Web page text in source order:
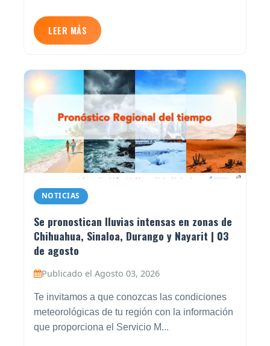
LEER MÁS
NOTICIAS
Se pronostican lluvias intensas en zonas de
Chihuahua, Sinaloa, Durango y Nayarit | 03
de agosto
Publicado el Agosto 03, 2026
Te invitamos a que conozcas las condiciones
meteorológicas de tu región con la información
que proporciona el Servicio M...